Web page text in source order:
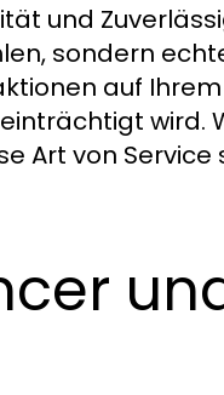
und
sondern
auf
wird.
Art von